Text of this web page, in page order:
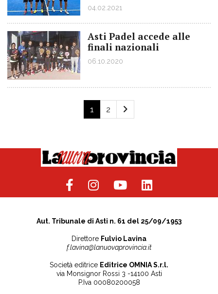
04.02.2021
Asti Padel accede alle
finali nazionali
06.10.2020
1 2
Aut. Tribunale di Asti n. 61 del 25/09/1953
Direttore Fulvio Lavina
f.lavina@lanuovaprovincia.it
Società editrice Editrice OMNIA S.r.l.
via Monsignor Rossi 3 -14100 Asti
P.Iva 00080200058